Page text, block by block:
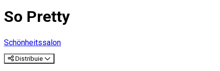
So Pretty
Schönheitssalon
Distribuie